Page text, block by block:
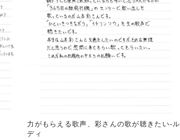
力がもらえる歌声、彩さんの歌が聴きたい-ル
ディ